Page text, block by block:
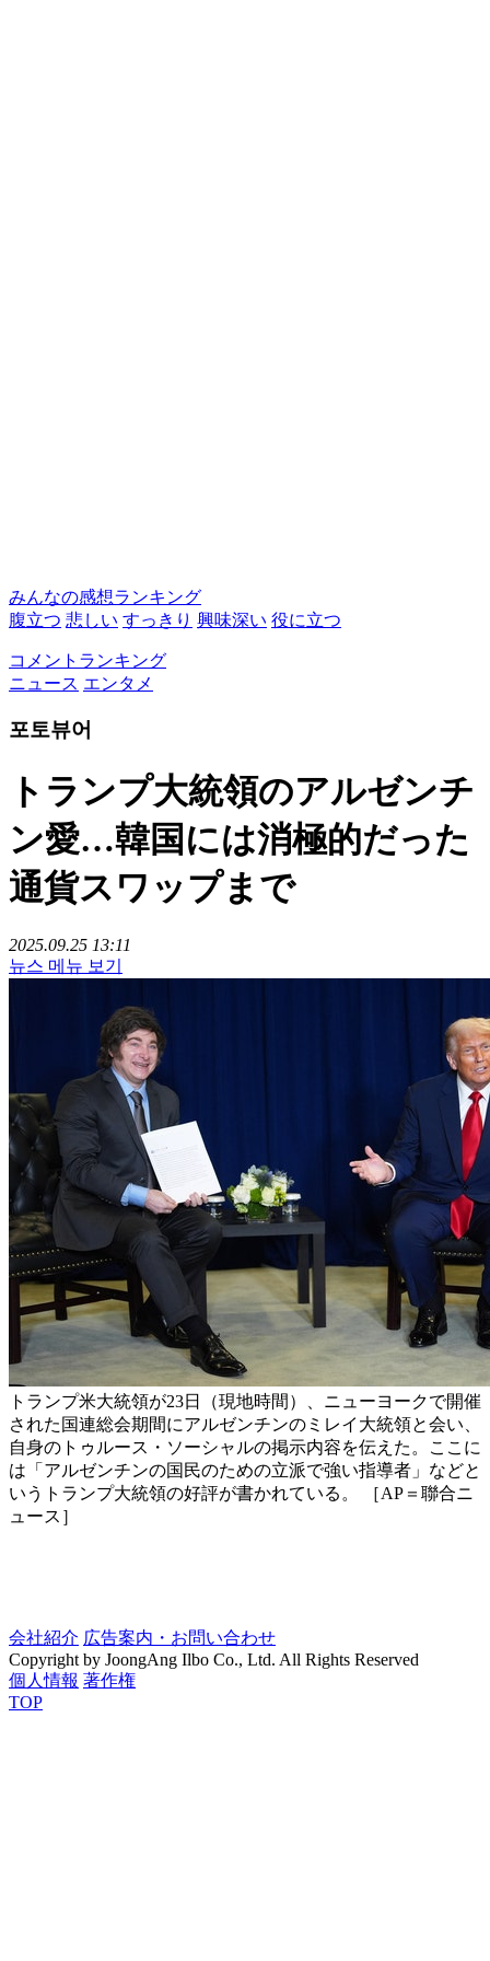
みんなの感想ランキング
腹立つ 悲しい すっきり 興味深い 役に立つ
コメントランキング
ニュース エンタメ
포토뷰어
トランプ大統領のアルゼンチ
ン愛…韓国には消極的だった
通貨スワップまで
2025.09.25 13:11
뉴스 메뉴 보기
トランプ米大統領が23日（現地時間）、ニューヨークで開催
された国連総会期間にアルゼンチンのミレイ大統領と会い、
自身のトゥルース・ソーシャルの掲示内容を伝えた。ここに
は「アルゼンチンの国民のための立派で強い指導者」などと
いうトランプ大統領の好評が書かれている。 ［AP＝聯合ニ
ュース］
会社紹介 広告案内・お問い合わせ
Copyright by JoongAng Ilbo Co., Ltd. All Rights Reserved
個人情報 著作権
TOP